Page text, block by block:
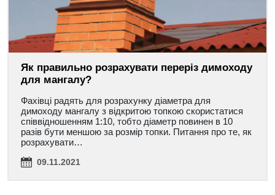
Як правильно розрахувати переріз димоходу
для мангалу?
Фахівці радять для розрахунку діаметра для
димоходу мангалу з відкритою топкою скористатися
співвідношенням 1:10, тобто діаметр повинен в 10
разів бути меншою за розмір топки. Питання про те, як
розрахувати…
09.11.2021